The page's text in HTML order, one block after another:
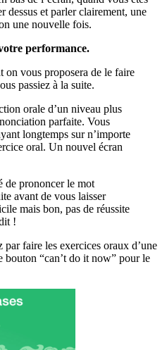
et parler clairement, une
une nouvelle fois.
performance.
on vous proposera de le faire
passiez à la suite.
orale d’un niveau plus
parfaite. Vous
longtemps sur n’importe
oral. Un nouvel écran
de prononcer le mot
avant de vous laisser
mais bon, pas de réussite
!
faire les exercices oraux d’une
“can’t do it now” pour le